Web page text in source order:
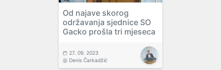
Od najave skorog
održavanja sjednice SO
Gacko prošla tri mjeseca
27. 09. 2023
Denis Čarkadžić